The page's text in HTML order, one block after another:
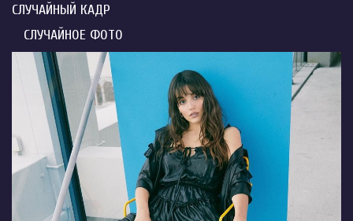
СЛУЧАЙНЫЙ КАДР
СЛУЧАЙНОЕ ФОТО